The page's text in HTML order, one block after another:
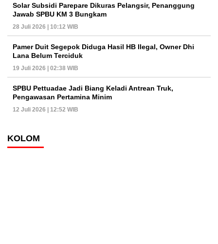
Solar Subsidi Parepare Dikuras Pelangsir, Penanggung
Jawab SPBU KM 3 Bungkam
28 Juli 2026 | 10:12 WIB
Pamer Duit Segepok Diduga Hasil HB Ilegal, Owner Dhi
Lana Belum Terciduk
19 Juli 2026 | 02:38 WIB
SPBU Pettuadae Jadi Biang Keladi Antrean Truk,
Pengawasan Pertamina Minim
12 Juli 2026 | 12:52 WIB
KOLOM